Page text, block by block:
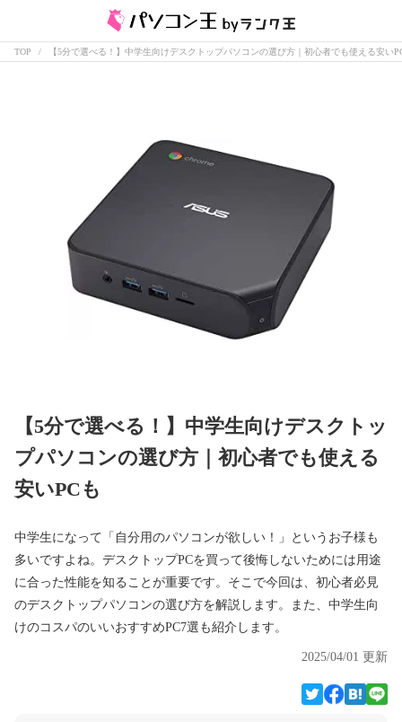
TOP 【5分で選べる！】中学生向けデスクトップパソコンの選び方｜初心者でも使える安い
【5分で選べる！】中学生向けデスクトッ
プパソコンの選び方｜初心者でも使える
安いPCも
中学生になって「自分用のパソコンが欲しい！」というお子様も
多いですよね。デスクトップPCを買って後悔しないためには用途
に合った性能を知ることが重要です。そこで今回は、初心者必見
のデスクトップパソコンの選び方を解説します。また、中学生向
けのコスパのいいおすすめPC7選も紹介します。
2025/04/01 更新